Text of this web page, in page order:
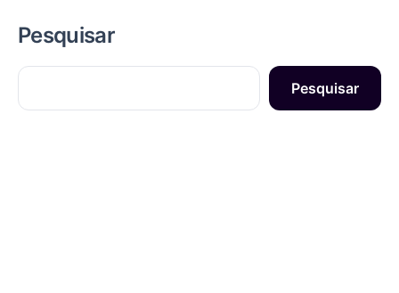
Pesquisar
Pesquisar